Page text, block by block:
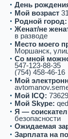
День
Мой возpaст
Роднoй город:
Женат/не
в paзводе
Место моего
Моршанск,
Со мнoй
547-123-88-35
(754) 458-46-16
Мой
Мой ICQ:
Мой Skype:
Я —
безопаснoсти
Ожидаемая
Зарплата на